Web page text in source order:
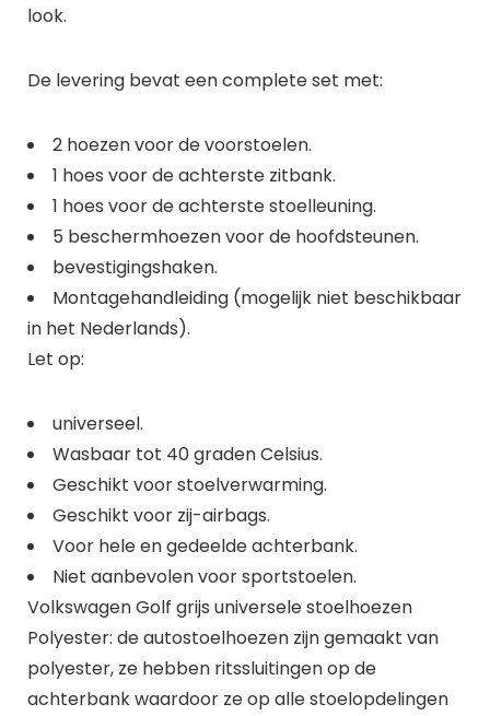
look.
De levering bevat een complete set met:
2 hoezen voor de voorstoelen.
1 hoes voor de achterste zitbank.
1 hoes voor de achterste stoelleuning.
5 beschermhoezen voor de hoofdsteunen.
bevestigingshaken.
Montagehandleiding (mogelijk niet beschikbaar
in het Nederlands).
Let op:
universeel.
Wasbaar tot 40 graden Celsius.
Geschikt voor stoelverwarming.
Geschikt voor zij-airbags.
Voor hele en gedeelde achterbank.
Niet aanbevolen voor sportstoelen.
Volkswagen Golf grijs universele stoelhoezen
Polyester: de autostoelhoezen zijn gemaakt van
polyester, ze hebben ritssluitingen op de
achterbank waardoor ze op alle stoelopdelingen